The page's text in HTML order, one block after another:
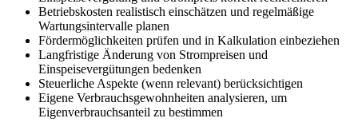
Betriebskosten realistisch einschätzen und regelmäßige
Wartungsintervalle planen
Fördermöglichkeiten prüfen und in Kalkulation einbeziehen
Langfristige Änderung von Strompreisen und
Einspeisevergütungen bedenken
Steuerliche Aspekte (wenn relevant) berücksichtigen
Eigene Verbrauchsgewohnheiten analysieren, um
Eigenverbrauchsanteil zu bestimmen